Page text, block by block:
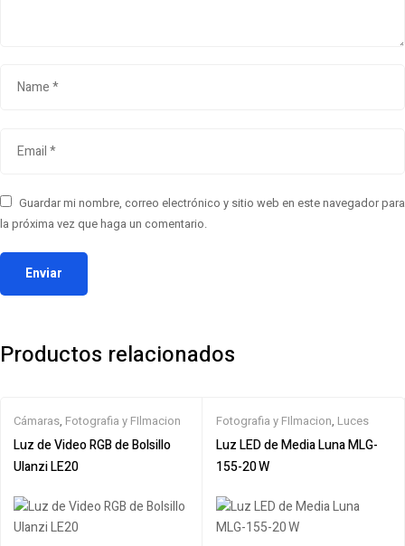
Guardar mi nombre, correo electrónico y sitio web en este navegador para
la próxima vez que haga un comentario.
Productos relacionados
Cámaras, Fotografia y FIlmacion
Luz de Video RGB de Bolsillo
Ulanzi LE20
Fotografia y FIlmacion, Luces
Luz LED de Media Luna MLG-
155-20 W